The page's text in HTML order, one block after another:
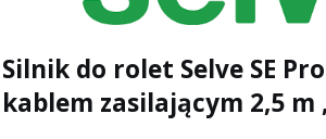
Silnik do rolet Selve SE
kablem zasilającym 2,5 m